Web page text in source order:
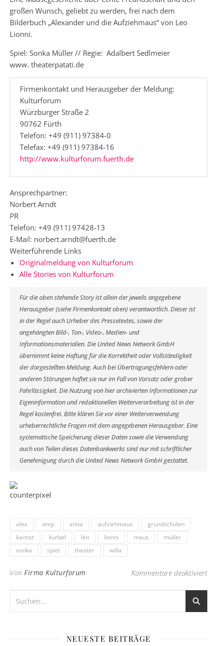
großen Wunsch, geliebt zu werden, frei nach dem
Bilderbuch „Alexander und die Aufziehmaus“ von Leo
Lionni.
Spiel: Sonka Müller // Regie: Adalbert Sedlmeier
www. theaterpatati.de
Firmenkontakt und Herausgeber der Meldung:
Kulturforum
Würzburger Straße 2
90762 Fürth
Telefon: +49 (911) 97384-0
Telefax: +49 (911) 97384-16
http://www.kulturforum.fuerth.de
Ansprechpartner:
Norbert Arndt
PR
Telefon: +49 (911) 97428-13
E-Mail: norbert.arndt@fuerth.de
Weiterführende Links
Originalmeldung von Kulturforum
Alle Stories von Kulturforum
Für die oben stehende Story ist allein der jeweils angegebene
Herausgeber (siehe Firmenkontakt oben) verantwortlich. Dieser ist
in der Regel auch Urheber des Pressetextes, sowie der
angehängten Bild-, Ton-, Video-, Medien- und
Informationsmaterialien. Die United News Network GmbH
übernimmt keine Haftung für die Korrektheit oder Vollständigkeit
der dargestellten Meldung. Auch bei Übertragungsfehlern oder
anderen Störungen haftet sie nur im Fall von Vorsatz oder grober
Fahrlässigkeit. Die Nutzung von hier archivierten Informationen zur
Eigeninformation und redaktionellen Weiterverarbeitung ist in der
Regel kostenfrei. Bitte klären Sie vor einer Weiterverwendung
urheberrechtliche Fragen mit dem angegebenen Herausgeber. Eine
systematische Speicherung dieser Daten sowie die Verwendung
auch von Teilen dieses Datenbankwerks sind nur mit schriftlicher
Genehmigung durch die United News Network GmbH gestattet.
alex amp anna aufziehmaus
grundschulen
kannst
kurbel leo lionni maus
müller
sonka
spiel theater willa
Von Firma Kulturforum Kommentare deaktiviertfür
NEUESTE BEITRÄGE